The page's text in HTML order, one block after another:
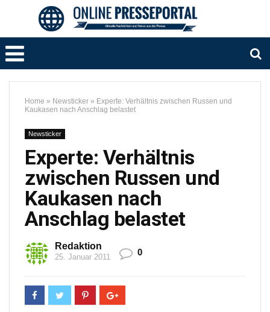
Home » Newsticker » Experte: Verhältnis zwischen Russen und
Kaukasen nach Anschlag belastet
Newsticker
Experte: Verhältnis
zwischen Russen und
Kaukasen nach
Anschlag belastet
Redaktion
25. Januar 2011 0